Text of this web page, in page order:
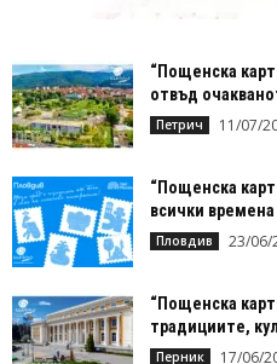
“Пощенска
отвъд
Петрич 11/07/
“Пощенска
всички времена
Пловдив 23/06/
“Пощенска
традициите,
Перник 17/06/